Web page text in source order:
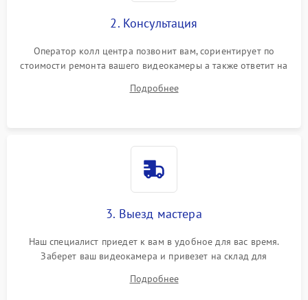
2. Консультация
Оператор колл центра позвонит вам, сориентирует по
стоимости ремонта вашего видеокамеры а также ответит на
Подробнее
3. Выезд мастера
Наш специалист приедет к вам в удобное для вас время.
Заберет ваш видеокамера и привезет на склад для
Подробнее